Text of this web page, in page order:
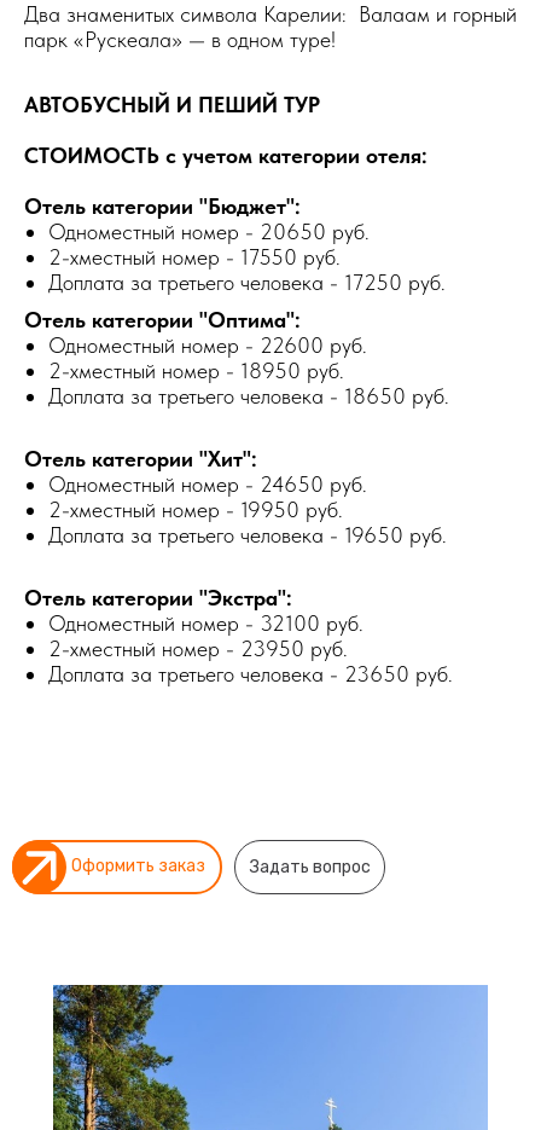
Два знаменитых символа Карелии: Валаам и горный
парк «Рускеала» — в одном туре!
АВТОБУСНЫЙ И ПЕШИЙ ТУР
СТОИМОСТЬ с учетом категории отеля:
Отель категории "Бюджет":
Одноместный номер - 20650 руб.
2-хместный номер - 17550 руб.
Доплата за третьего человека - 17250 руб.
Отель категории "Оптима":
Одноместный номер - 22600 руб.
2-хместный номер - 18950 руб.
Доплата за третьего человека - 18650 руб.
Отель категории "Хит":
Одноместный номер - 24650 руб.
2-хместный номер - 19950 руб.
Доплата за третьего человека - 19650 руб.
Отель категории "Экстра":
Одноместный номер - 32100 руб.
2-хместный номер - 23950 руб.
Доплата за третьего человека - 23650 руб.
Оформить заказ Задать вопрос